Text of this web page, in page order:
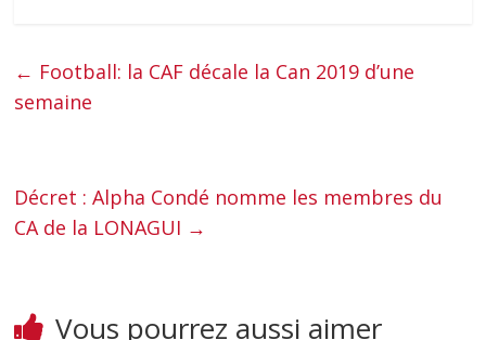
← Football: la CAF décale la Can 2019 d’une
semaine
Décret : Alpha Condé nomme les membres du
CA de la LONAGUI →
Vous pourrez aussi aimer